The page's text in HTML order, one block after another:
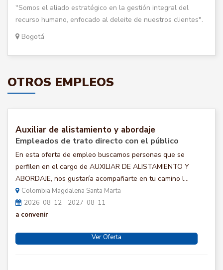
"Somos el aliado estratégico en la gestión integral del
recurso humano, enfocado al deleite de nuestros clientes".
Bogotá
OTROS EMPLEOS
Auxiliar de alistamiento y abordaje
Empleados de trato directo con el público
En esta oferta de empleo buscamos personas que se
perfilen en el cargo de AUXILIAR DE ALISTAMIENTO Y
ABORDAJE, nos gustaría acompañarte en tu camino l...
Colombia Magdalena Santa Marta
2026-08-12 - 2027-08-11
a convenir
Ver Oferta